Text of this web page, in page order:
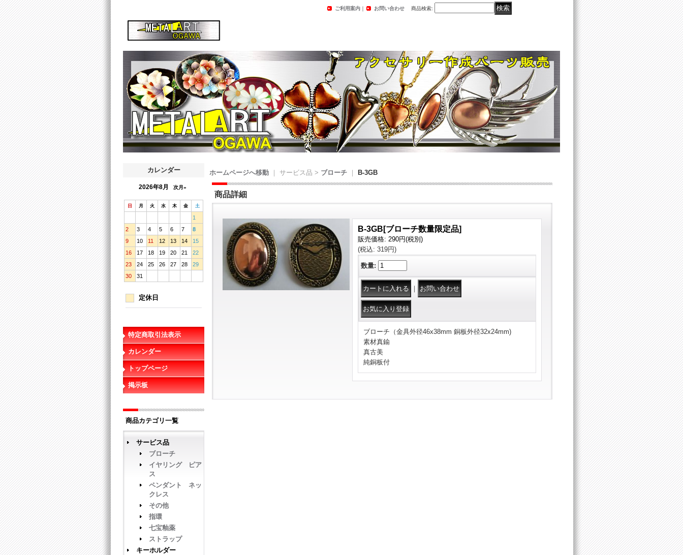
ご利用案内 ｜ お問い合わせ 商品検索:
カレンダー
2026年8月 次月»
日 月 火 水 木 金 土
1
2
3 4 5 6 7
8
9
10 11 12 13 14
15
16
17 18 19 20 21
22
23
24 25 26 27 28
29
30
31
定休日
特定商取引法表示
カレンダー
トップページ
掲示板
商品カテゴリ一覧
サービス品
ブローチ
イヤリング ピア
ス
ペンダント ネッ
クレス
その他
指環
七宝釉薬
ストラップ
キーホルダー
ホームページへ移動 ｜ サービス品 > ブローチ B-3GB
商品詳細
B-3GB [ブローチ数量限定品]
販売価格: 290円(税別)
(税込: 319円)
数量:
｜
ブローチ（金具外径46x38mm 銅板外径32x24mm)
素材真鍮
真古美
純銅板付